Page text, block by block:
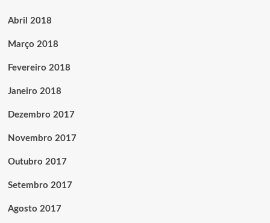
Abril 2018
Março 2018
Fevereiro 2018
Janeiro 2018
Dezembro 2017
Novembro 2017
Outubro 2017
Setembro 2017
Agosto 2017